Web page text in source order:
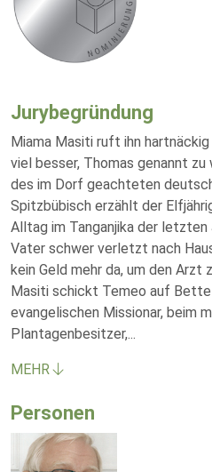
Jurybegründung
Miama Masiti ruft ihn
viel besser, Thomas genannt
des im Dorf geachteten
Spitzbübisch erzählt der
Alltag im Tanganjika der
Vater schwer verletzt nach
kein Geld mehr da, um den Arzt
Masiti schickt Temeo auf
evangelischen Missionar, beim
Plantagenbesitzer,...
MEHR
Personen